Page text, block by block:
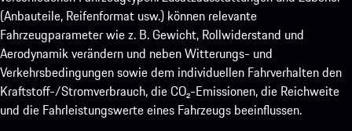
(Anbauteile, Reifenformat usw.) können relevante
Fahrzeugparameter wie z. B. Gewicht, Rollwiderstand und
Aerodynamik verändern und neben Witterungs- und
Verkehrsbedingungen sowie dem individuellen Fahrverhalten den
Kraftstoff-/Stromverbrauch, die CO₂-Emissionen, die Reichweite
und die Fahrleistungswerte eines Fahrzeugs beeinflussen.